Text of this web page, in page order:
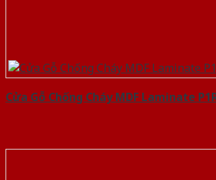
Cửa Gỗ Chống Cháy MDF Laminate